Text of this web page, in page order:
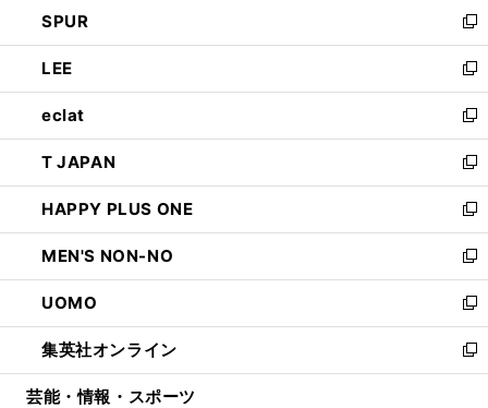
で
開
く
ド
ウ
で
開
く
ィ
ン
ド
ウ
で
開
く
い
ウ
ィ
ン
ド
ウ
で
開
く
SPUR
新
し
い
ウ
ィ
ン
ド
ウ
で
開
く
LEE
新
し
い
ウ
ィ
ン
ド
ウ
で
開
く
eclat
新
し
い
ウ
ィ
ン
ド
ウ
で
開
く
T JAPAN
新
し
い
ウ
ィ
ン
ド
ウ
で
開
HAPPY PLUS ONE
新
し
い
ウ
ィ
ン
ド
ウ
MEN'S NON-NO
新
し
い
ウ
ィ
ン
UOMO
新
し
い
ウ
集英社オンライン
新
し
芸能・情報・スポーツ